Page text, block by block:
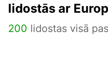
lidostās ar
200 lidostas visā